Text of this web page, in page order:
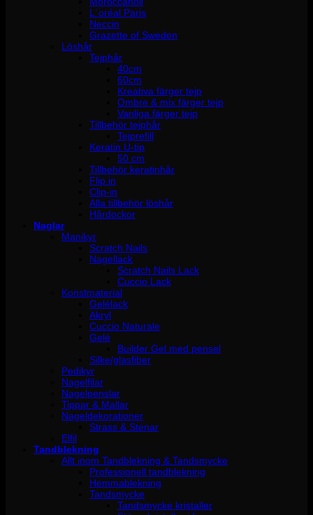
L´oréal Paris
Neccin
Grazette of Sweden
Löshår
Tejphår
40cm
60cm
Kreativa färger tejp
Ombre & mix färger tejp
Vanliga färger tejp
Tillbehör tejphår
Tejprefill
Keratin U-tip
50 cm
Tillbehör keratinhår
Flip in
Clip-in
Alla tillbehör löshår
Hårdockor
Naglar
Manikyr
Scratch Nails
Nagellack
Scratch Nails Lack
Cuccio Lack
Konstmaterial
Gelélack
Akryl
Cuccio Naturale
Gelé
Builder Gel med pensel
Silke/glasfiber
Pedikyr
Nagelfilar
Nagelpenslar
Tippar & Mallar
Nageldekorationer
Strass & Stenar
Elfil
Tandblekning
Allt inom Tandblekning & Tandsmycke
Professionell tandblekning
Hemmablekning
Tandsmycke
Tandsmycke kristaller